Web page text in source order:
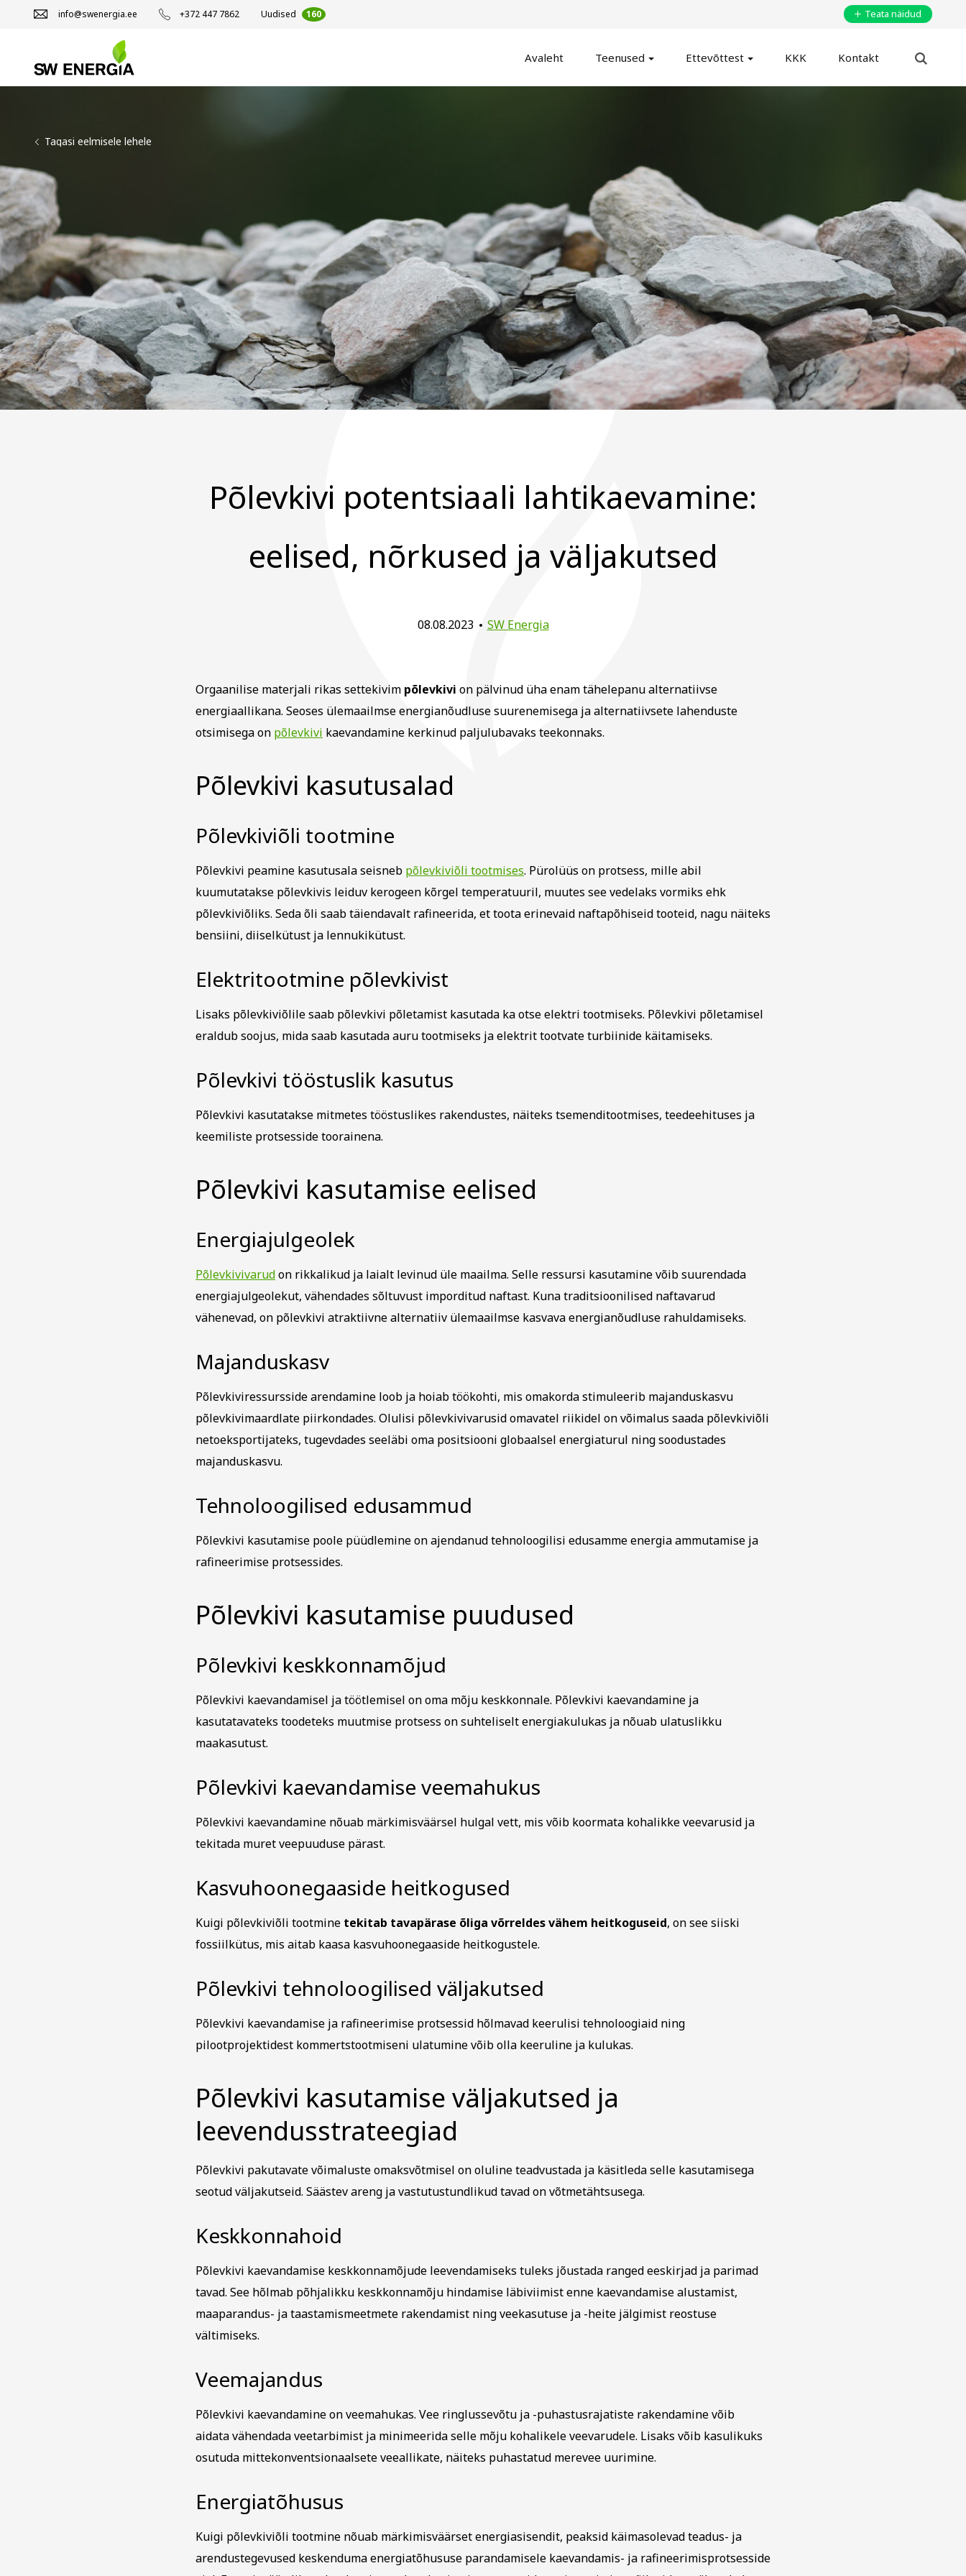
Avaleht Teenused Ettevõttest KKK Kontakt
info@swenergia.ee +372 447 7862 Uudised 160 Teata näidud
Tagasi eelmisele lehele
Põlevkivi potentsiaali lahtikaevamine:
eelised, nõrkused ja väljakutsed
08.08.2023 SW Energia
Orgaanilise materjali rikas settekivim põlevkivi on pälvinud üha enam tähelepanu alternatiivse
energiaallikana. Seoses ülemaailmse energianõudluse suurenemisega ja alternatiivsete lahenduste
otsimisega on põlevkivi kaevandamine kerkinud paljulubavaks teekonnaks.
Põlevkivi kasutusalad
Põlevkiviõli tootmine
Põlevkivi peamine kasutusala seisneb põlevkiviõli tootmises. Pürolüüs on protsess, mille abil
kuumutatakse põlevkivis leiduv kerogeen kõrgel temperatuuril, muutes see vedelaks vormiks ehk
põlevkiviõliks. Seda õli saab täiendavalt rafineerida, et toota erinevaid naftapõhiseid tooteid, nagu näiteks
bensiini, diiselkütust ja lennukikütust.
Elektritootmine põlevkivist
Lisaks põlevkiviõlile saab põlevkivi põletamist kasutada ka otse elektri tootmiseks. Põlevkivi põletamisel
eraldub soojus, mida saab kasutada auru tootmiseks ja elektrit tootvate turbiinide käitamiseks.
Põlevkivi tööstuslik kasutus
Põlevkivi kasutatakse mitmetes tööstuslikes rakendustes, näiteks tsemenditootmises, teedeehituses ja
keemiliste protsesside toorainena.
Põlevkivi kasutamise eelised
Energiajulgeolek
Põlevkivivarudon rikkalikud ja laialt levinud üle maailma. Selle ressursi kasutamine võib suurendada
energiajulgeolekut, vähendades sõltuvust imporditud naftast. Kuna traditsioonilised naftavarud
vähenevad, on põlevkivi atraktiivne alternatiiv ülemaailmse kasvava energianõudluse rahuldamiseks.
Majanduskasv
Põlevkiviressursside arendamine loob ja hoiab töökohti, mis omakorda stimuleerib majanduskasvu
põlevkivimaardlate piirkondades. Olulisi põlevkivivarusid omavatel riikidel on võimalus saada põlevkiviõli
netoeksportijateks, tugevdades seeläbi oma positsiooni globaalsel energiaturul ning soodustades
majanduskasvu.
Tehnoloogilised edusammud
Põlevkivi kasutamise poole püüdlemine on ajendanud tehnoloogilisi edusamme energia ammutamise ja
rafineerimise protsessides.
Põlevkivi kasutamise puudused
Põlevkivi keskkonnamõjud
Põlevkivi kaevandamisel ja töötlemisel on oma mõju keskkonnale. Põlevkivi kaevandamine ja
kasutatavateks toodeteks muutmise protsess on suhteliselt energiakulukas ja nõuab ulatuslikku
maakasutust.
Põlevkivi kaevandamise veemahukus
Põlevkivi kaevandamine nõuab märkimisväärsel hulgal vett, mis võib koormata kohalikke veevarusid ja
tekitada muret veepuuduse pärast.
Kasvuhoonegaaside heitkogused
Kuigi põlevkiviõli tootmine tekitab tavapärase õliga võrreldes vähem heitkoguseid, on see siiski
fossiilkütus, mis aitab kaasa kasvuhoonegaaside heitkogustele.
Põlevkivi tehnoloogilised väljakutsed
Põlevkivi kaevandamise ja rafineerimise protsessid hõlmavad keerulisi tehnoloogiaid ning
pilootprojektidest kommertstootmiseni ulatumine võib olla keeruline ja kulukas.
Põlevkivi kasutamise väljakutsed ja
leevendusstrateegiad
Põlevkivi pakutavate võimaluste omaksvõtmisel on oluline teadvustada ja käsitleda selle kasutamisega
seotud väljakutseid. Säästev areng ja vastutustundlikud tavad on võtmetähtsusega.
Keskkonnahoid
Põlevkivi kaevandamise keskkonnamõjude leevendamiseks tuleks jõustada ranged eeskirjad ja parimad
tavad. See hõlmab põhjalikku keskkonnamõju hindamise läbiviimist enne kaevandamise alustamist,
maaparandus- ja taastamismeetmete rakendamist ning veekasutuse ja -heite jälgimist reostuse
vältimiseks.
Veemajandus
Põlevkivi kaevandamine on veemahukas. Vee ringlussevõtu ja -puhastusrajatiste rakendamine võib
aidata vähendada veetarbimist ja minimeerida selle mõju kohalikele veevarudele. Lisaks võib kasulikuks
osutuda mittekonventsionaalsete veeallikate, näiteks puhastatud merevee uurimine.
Energiatõhusus
Kuigi põlevkiviõli tootmine nõuab märkimisväärset energiasisendit, peaksid käimasolevad teadus- ja
arendustegevused keskenduma energiatõhususe parandamisele kaevandamis- ja rafineerimisprotsesside